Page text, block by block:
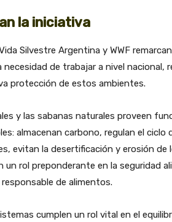
la iniciativa
Silvestre Argentina y WWF
necesidad de trabajar a nivel nacional,
protección de estos ambientes.
y las sabanas naturales proveen
almacenan carbono, regulan el ciclo
evitan la desertificación y erosión de
un rol preponderante en la seguridad
de alimentos.
cumplen un rol vital en el